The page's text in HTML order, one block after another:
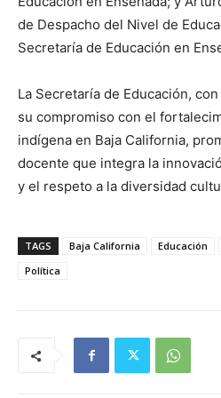
de Despacho del Nivel de
Secretaría de Educación en
La Secretaría de Educación,
su compromiso con el
indígena en Baja California,
docente que integra la
y el respeto a la diversidad
TAGS Baja California Educación
Política